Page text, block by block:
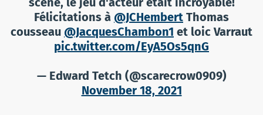
Félicitations à @JCHembert Thomas
cousseau @JacquesChambon1 et loic Varraut
pic.twitter.com/EyA5Os5qnG
— Edward Tetch (@scarecrow0909)
November 18, 2021